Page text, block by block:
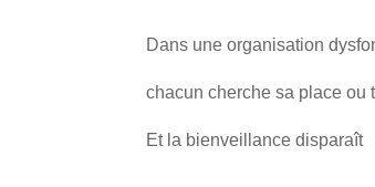
Dans une organisation
chacun cherche sa place
Et la bienveillance disparaît